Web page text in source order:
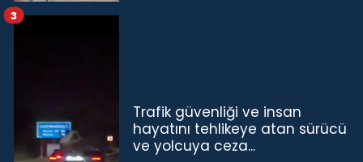
Trafik güvenliği ve insan
hayatını tehlikeye atan sürücü
ve yolcuya ceza...
3